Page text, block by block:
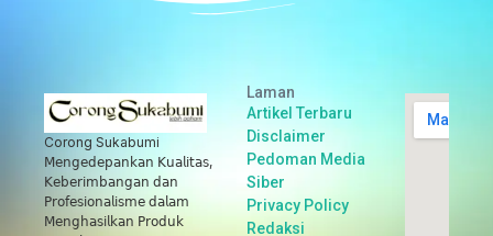
Corong Sukabumi
𝖬𝖾𝗇𝗀𝖾𝖽𝖾𝗉𝖺𝗇𝗄𝖺𝗇 𝖪𝗎𝖺𝗅𝗂𝗍𝖺𝗌,
𝖪𝖾𝖻𝖾𝗋𝗂𝗆𝖻𝖺𝗇𝗀𝖺𝗇 𝖽𝖺𝗇
𝖯𝗋𝗈𝖿𝖾𝗌𝗂𝗈𝗇𝖺𝗅𝗂𝗌𝗆𝖾 𝖽𝖺𝗅𝖺𝗆
𝖬𝖾𝗇𝗀𝗁𝖺𝗌𝗂𝗅𝗄𝖺𝗇 𝖯𝗋𝗈𝖽𝗎𝗄
Laman
Artikel Terbaru
Disclaimer
Pedoman Media
Siber
Privacy Policy
Redaksi